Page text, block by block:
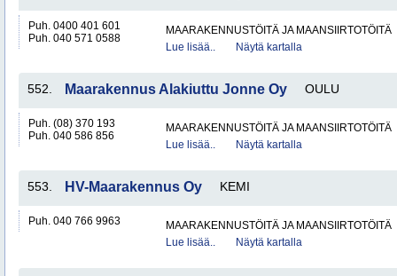
Puh. 0400 401 601
Puh. 040 571 0588
MAARAKENNUSTÖITÄ JA MAANSIIRTOTÖITÄ
Lue lisää..
Näytä kartalla
552. Maarakennus Alakiuttu Jonne Oy OULU
Puh. (08) 370 193
Puh. 040 586 856
MAARAKENNUSTÖITÄ JA MAANSIIRTOTÖITÄ
Lue lisää..
Näytä kartalla
553. HV-Maarakennus Oy KEMI
Puh. 040 766 9963
MAARAKENNUSTÖITÄ JA MAANSIIRTOTÖITÄ
Lue lisää..
Näytä kartalla